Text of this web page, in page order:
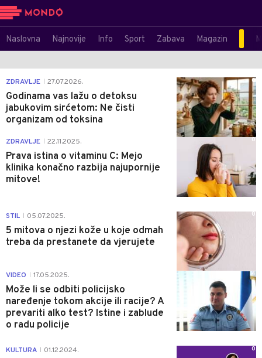
Naslovna Najnovije Info Sport Zabava Magazin
ZDRAVLJE 27.07.2026.
Godinama vas lažu o detoksu
jabukovim sirćetom: Ne čisti
organizam od toksina
0
ZDRAVLJE 22.11.2025.
Prava istina o vitaminu C: Mejo
klinika konačno razbija najupornije
mitove!
0
STIL 05.07.2025.
5 mitova o njezi kože u koje odmah
treba da prestanete da vjerujete
0
VIDEO 17.05.2025.
Može li se odbiti policijsko
naređenje tokom akcije ili racije? A
prevariti alko test? Istine i zablude
o radu policije
4
KULTURA 01.12.2024. 0